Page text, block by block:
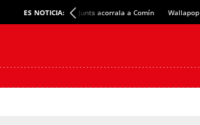
ES NOTICIA: Junts acorrala a Comín Wallapop